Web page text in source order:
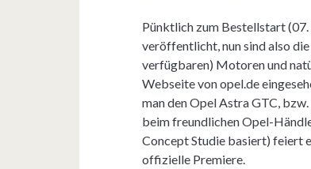
Pünktlich zum Bestellstart
veröffentlicht, nun sind also
verfügbaren) Motoren und
Webseite von opel.de
man den Opel Astra GTC,
beim freundlichen Opel-
Concept Studie basiert) feiert
offizielle Premiere.